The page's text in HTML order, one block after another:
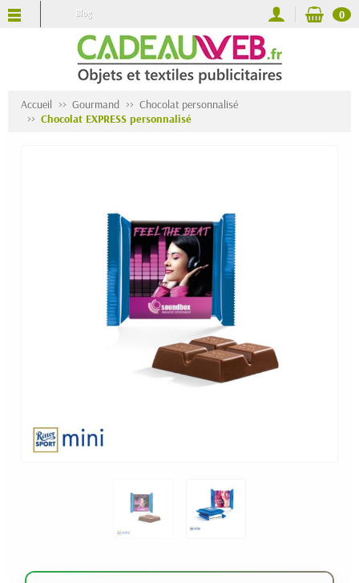
Blog 0
Accueil Gourmand
Chocolat personnalisé
Chocolat EXPRESS personnalisé